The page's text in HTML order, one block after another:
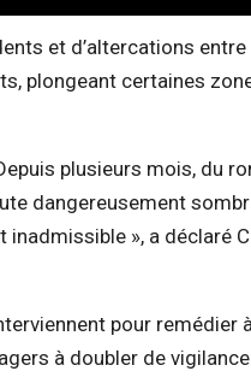
et d’altercations entre
plongeant certaines
plusieurs mois, du
dangereusement
», a déclaré
pour remédier
à doubler de